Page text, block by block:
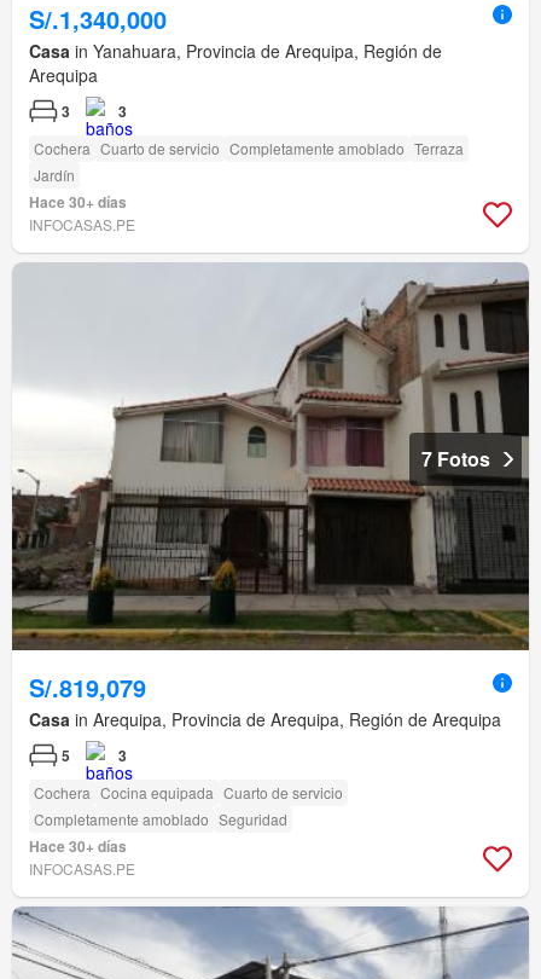
S/.1,340,000
Casa in Yanahuara, Provincia de Arequipa, Región de
Arequipa
3 3
Cochera Cuarto de servicio Completamente amoblado Terraza
Jardín
Hace 30+ días
INFOCASAS.PE
7 Fotos
S/.819,079
Casa in Arequipa, Provincia de Arequipa, Región de Arequipa
5 3
Cochera Cocina equipada Cuarto de servicio
Completamente amoblado Seguridad
Hace 30+ días
INFOCASAS.PE